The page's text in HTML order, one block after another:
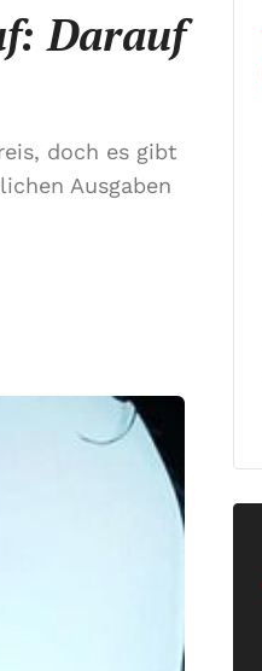
Darauf
doch es gibt
Ausgaben